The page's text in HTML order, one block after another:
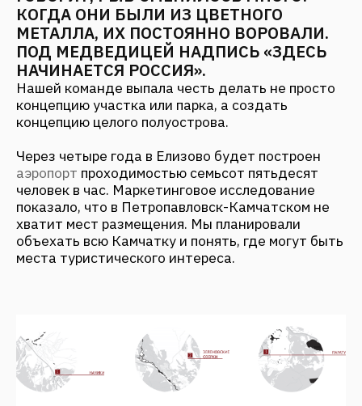
Через четыре года в Елизово будет построен
аэропортпроходимостью семьсот пятьдесят
человек в час. Маркетинговое исследование
показало, что в Петропавловск-Камчатском не
хватит мест размещения. Мы планировали
объехать всю Камчатку и понять, где могут быть
места туристического интереса.
ПЕРВОЕ, ЧТО МЫ ПРОЯСНИЛИ:
Объект не может существовать без горячего
источника. Поняли, что редко совмещаются
виды с наличием термальной воды. Узнали, что
людям, собирающимся посетить Камчатку,